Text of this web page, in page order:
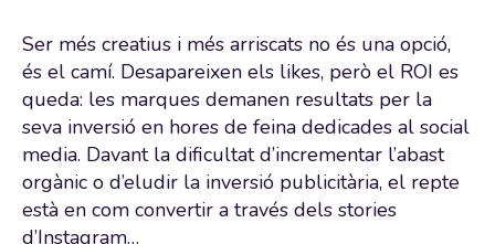
Ser més creatius i més arriscats no és una opció,
és el camí. Desapareixen els likes, però el ROI es
queda: les marques demanen resultats per la
seva inversió en hores de feina dedicades al social
media. Davant la dificultat d’incrementar l’abast
orgànic o d’eludir la inversió publicitària, el repte
està en com convertir a través dels stories
d’Instagram…